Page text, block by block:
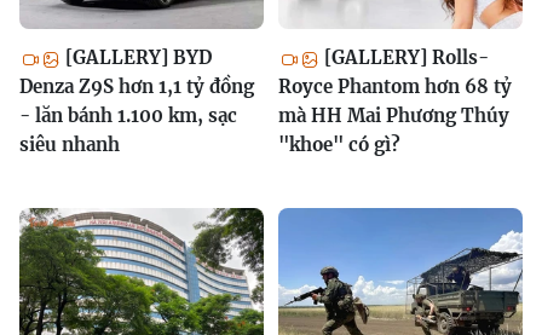
[GALLERY] BYD
Denza Z9S hơn 1,1 tỷ đồng
- lăn bánh 1.100 km, sạc
siêu nhanh
[GALLERY] Rolls-
Royce Phantom hơn 68 tỷ
mà HH Mai Phương Thúy
"khoe" có gì?